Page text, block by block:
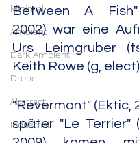
Minimal
Ambient
Dark Ambient
Drone
Abstract
Industrial
Between A
2002) war eine
Urs Leimgruber
Keith Rowe (g,
"Revermont" (Ektic,
später "Le Terrier"